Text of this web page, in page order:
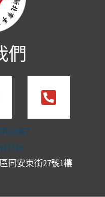
們
0367
同安東街27號1樓